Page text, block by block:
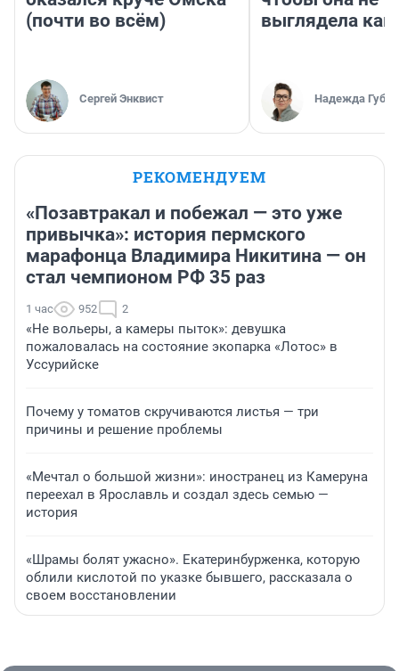
(почти во всём)
Сергей Энквист
выглядела как
Надежда
РЕКОМЕНДУЕМ
«Позавтракал и побежал — это уже
привычка»: история пермского
марафонца Владимира Никитина — он
стал чемпионом РФ 35 раз
1 час 952 2
«Не вольеры, а камеры пыток»: девушка
пожаловалась на состояние экопарка «Лотос» в
Уссурийске
Почему у томатов скручиваются листья — три
причины и решение проблемы
«Мечтал о большой жизни»: иностранец из Камеруна
переехал в Ярославль и создал здесь семью —
история
«Шрамы болят ужасно». Екатеринбурженка, которую
облили кислотой по указке бывшего, рассказала о
своем восстановлении